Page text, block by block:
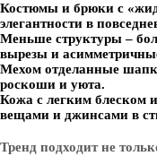
Костюмы и брюки с
элегантности в
Меньше структуры –
вырезы и
Мехом отделанные
роскоши и уюта.
Кожа с легким блеском
вещами и джинсами в
Тренд подходит не